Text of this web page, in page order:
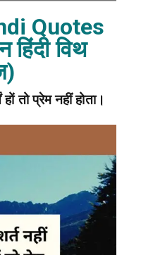
Quotes
विथ
तो प्रेम नहीं होता।